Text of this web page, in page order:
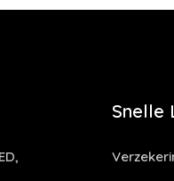
Snelle